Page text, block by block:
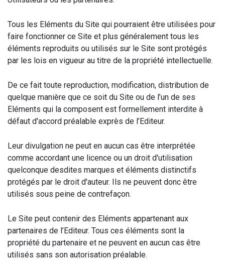
Tous les Eléments du Site qui pourraient être utilisées pour
faire fonctionner ce Site et plus généralement tous les
éléments reproduits ou utilisés sur le Site sont protégés
par les lois en vigueur au titre de la propriété intellectuelle.
De ce fait toute reproduction, modification, distribution de
quelque manière que ce soit du Site ou de l’un de ses
Eléments qui la composent est formellement interdite à
défaut d'accord préalable exprès de l’Editeur.
Leur divulgation ne peut en aucun cas être interprétée
comme accordant une licence ou un droit d'utilisation
quelconque desdites marques et éléments distinctifs
protégés par le droit d'auteur. Ils ne peuvent donc être
utilisés sous peine de contrefaçon.
Le Site peut contenir des Eléments appartenant aux
partenaires de l’Editeur. Tous ces éléments sont la
propriété du partenaire et ne peuvent en aucun cas être
utilisés sans son autorisation préalable.